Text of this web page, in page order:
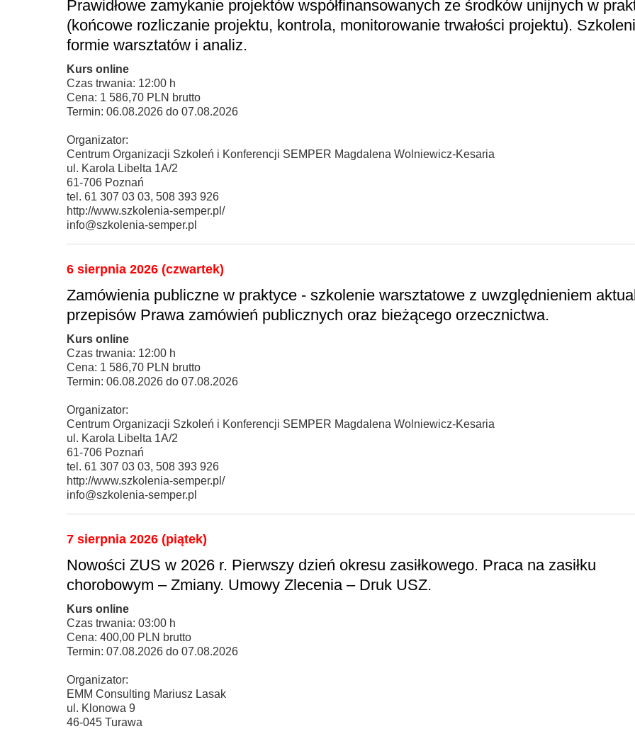
Prawidłowe zamykanie projektów współfinansowanych ze środków unijnych w
(końcowe rozliczanie projektu, kontrola, monitorowanie trwałości projektu).
formie warsztatów i analiz.
Kurs online
Czas trwania: 12:00 h
Cena: 1 586,70 PLN brutto
Termin: 06.08.2026 do 07.08.2026
Organizator:
Centrum Organizacji Szkoleń i Konferencji SEMPER Magdalena Wolniewicz-Kesaria
ul. Karola Libelta 1A/2
61-706 Poznań
tel. 61 307 03 03, 508 393 926
http://www.szkolenia-semper.pl/
info@szkolenia-semper.pl
6 sierpnia 2026 (czwartek)
Zamówienia publiczne w praktyce - szkolenie warsztatowe z uwzględnieniem
przepisów Prawa zamówień publicznych oraz bieżącego orzecznictwa.
Kurs online
Czas trwania: 12:00 h
Cena: 1 586,70 PLN brutto
Termin: 06.08.2026 do 07.08.2026
Organizator:
Centrum Organizacji Szkoleń i Konferencji SEMPER Magdalena Wolniewicz-Kesaria
ul. Karola Libelta 1A/2
61-706 Poznań
tel. 61 307 03 03, 508 393 926
http://www.szkolenia-semper.pl/
info@szkolenia-semper.pl
7 sierpnia 2026 (piątek)
Nowości ZUS w 2026 r. Pierwszy dzień okresu zasiłkowego. Praca na zasiłku
chorobowym – Zmiany. Umowy Zlecenia – Druk USZ.
Kurs online
Czas trwania: 03:00 h
Cena: 400,00 PLN brutto
Termin: 07.08.2026 do 07.08.2026
Organizator:
EMM Consulting Mariusz Lasak
ul. Klonowa 9
46-045 Turawa